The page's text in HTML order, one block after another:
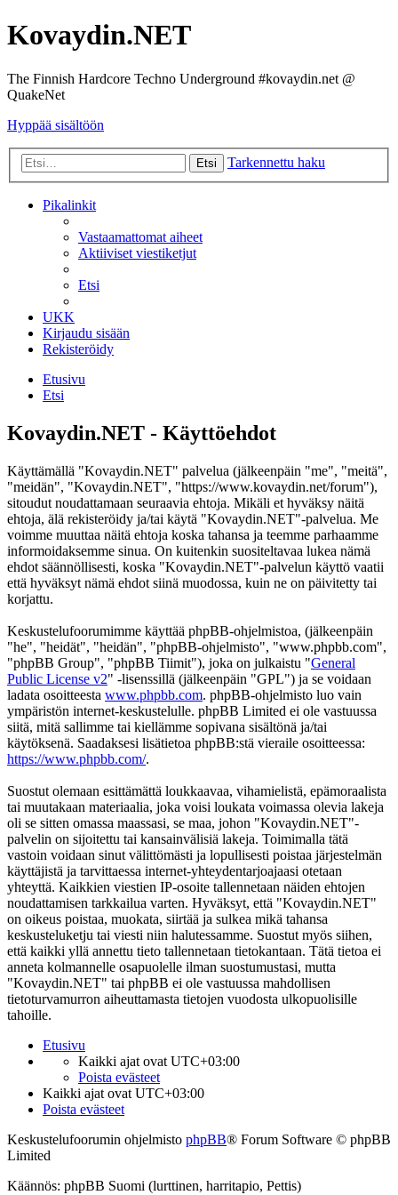
Kovaydin.NET
The Finnish Hardcore Techno Underground #kovaydin.net @
QuakeNet
Hyppää sisältöön
Etsi Tarkennettu haku
Pikalinkit
Vastaamattomat aiheet
Aktiiviset viestiketjut
Etsi
UKK
Kirjaudu sisään
Rekisteröidy
Etusivu
Etsi
Kovaydin.NET - Käyttöehdot
Käyttämällä "Kovaydin.NET" palvelua (jälkeenpäin "me", "meitä",
"meidän", "Kovaydin.NET", "https://www.kovaydin.net/forum"),
sitoudut noudattamaan seuraavia ehtoja. Mikäli et hyväksy näitä
ehtoja, älä rekisteröidy ja/tai käytä "Kovaydin.NET"-palvelua. Me
voimme muuttaa näitä ehtoja koska tahansa ja teemme parhaamme
informoidaksemme sinua. On kuitenkin suositeltavaa lukea nämä
ehdot säännöllisesti, koska "Kovaydin.NET"-palvelun käyttö vaatii
että hyväksyt nämä ehdot siinä muodossa, kuin ne on päivitetty tai
korjattu.
Keskustelufoorumimme käyttää phpBB-ohjelmistoa, (jälkeenpäin
"he", "heidät", "heidän", "phpBB-ohjelmisto", "www.phpbb.com",
"phpBB Group", "phpBB Tiimit"), joka on julkaistu "General
Public License v2" -lisenssillä (jälkeenpäin "GPL") ja se voidaan
ladata osoitteesta www.phpbb.com. phpBB-ohjelmisto luo vain
ympäristön internet-keskustelulle. phpBB Limited ei ole vastuussa
siitä, mitä sallimme tai kiellämme sopivana sisältönä ja/tai
käytöksenä. Saadaksesi lisätietoa phpBB:stä vieraile osoitteessa:
https://www.phpbb.com/.
Suostut olemaan esittämättä loukkaavaa, vihamielistä, epämoraalista
tai muutakaan materiaalia, joka voisi loukata voimassa olevia lakeja
oli se sitten omassa maassasi, se maa, johon "Kovaydin.NET"-
palvelin on sijoitettu tai kansainvälisiä lakeja. Toimimalla tätä
vastoin voidaan sinut välittömästi ja lopullisesti poistaa järjestelmän
käyttäjistä ja tarvittaessa internet-yhteydentarjoajaasi otetaan
yhteyttä. Kaikkien viestien IP-osoite tallennetaan näiden ehtojen
noudattamisen tarkkailua varten. Hyväksyt, että "Kovaydin.NET"
on oikeus poistaa, muokata, siirtää ja sulkea mikä tahansa
keskusteluketju tai viesti niin halutessamme. Suostut myös siihen,
että kaikki yllä annettu tieto tallennetaan tietokantaan. Tätä tietoa ei
anneta kolmannelle osapuolelle ilman suostumustasi, mutta
"Kovaydin.NET" tai phpBB ei ole vastuussa mahdollisen
tietoturvamurron aiheuttamasta tietojen vuodosta ulkopuolisille
tahoille.
Etusivu
Kaikki ajat ovat UTC+03:00
Poista evästeet
Kaikki ajat ovat UTC+03:00
Poista evästeet
Keskustelufoorumin ohjelmisto phpBB® Forum Software © phpBB
Limited
Käännös: phpBB Suomi (lurttinen, harritapio, Pettis)